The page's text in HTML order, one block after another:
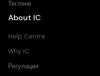
Теглене
About IC
Help Centre
Why IC
Регулация